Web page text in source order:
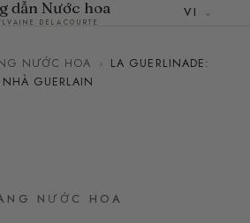
dẫn Nước hoa
DELACOURTE
VI
NƯỚC HOA › LA GUERLINADE:
GUERLAIN
NƯỚC HOA